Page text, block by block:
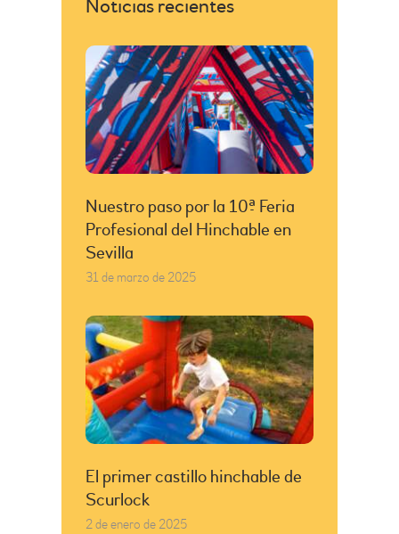
Noticias recientes
Nuestro paso por la 10ª Feria
Profesional del Hinchable en
Sevilla
31 de marzo de 2025
El primer castillo hinchable de
Scurlock
2 de enero de 2025